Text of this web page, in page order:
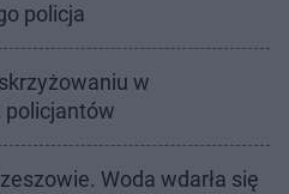
policja
w
policjantów
Woda wdarła się